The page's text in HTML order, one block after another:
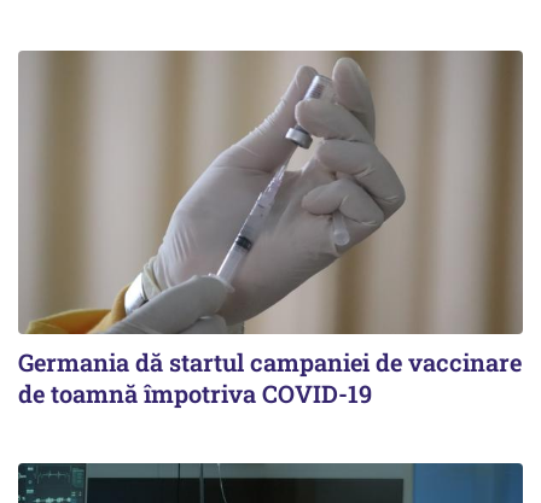
Germania dă startul campaniei de vaccinare
de toamnă împotriva COVID-19